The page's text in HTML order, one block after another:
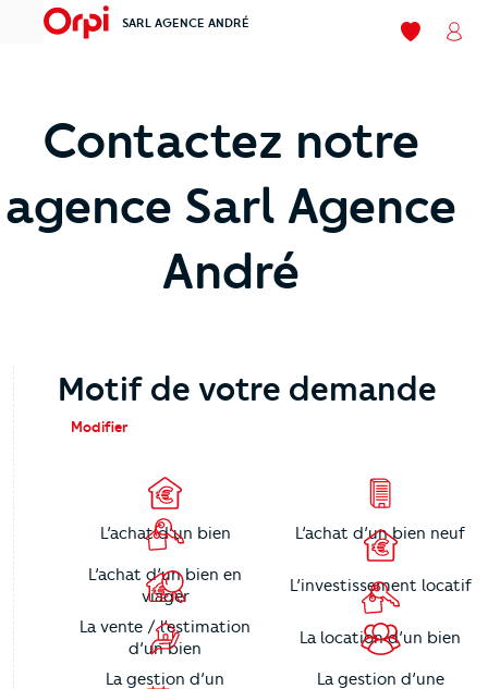
menu SARL AGENCE ANDRÉ Mes
Contactez notre
agence Sarl Agence
André
Motif de votre demande
Modifier
L’achat d’un bien L’achat d’un bien neuf
L’achat d’un bien en
viager
L’investissement locatif
La vente / l’estimation
d’un bien
La location d’un bien
La gestion d’un
La gestion d’une